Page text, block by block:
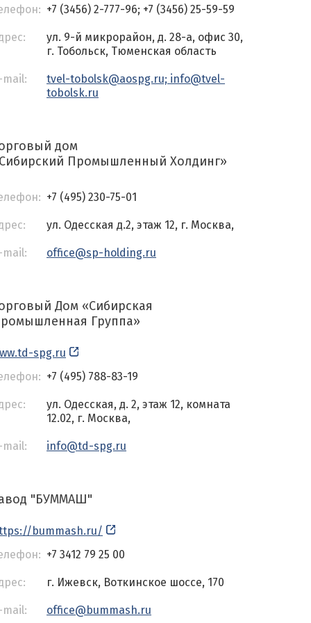
+7 (3456) 2-777-96; +7 (3456) 25-59-59
ул. 9-й микрорайон, д. 28-а, офис 30,
г. Тобольск, Тюменская область
mail:
tvel-tobolsk@aospg.ru; info@tvel-
tobolsk.ru
дом
Промышленный Холдинг»
+7 (495) 230-75-01
ул. Одесская д.2, этаж 12, г. Москва,
mail: office@sp-holding.ru
Дом «Сибирская
Группа»
spg.ru
+7 (495) 788-83-19
ул. Одесская, д. 2, этаж 12, комната
12.02, г. Москва,
mail: info@td-spg.ru
"БУММАШ"
bummash.ru/
+7 3412 79 25 00
г. Ижевск, Воткинское шоссе, 170
mail: office@bummash.ru